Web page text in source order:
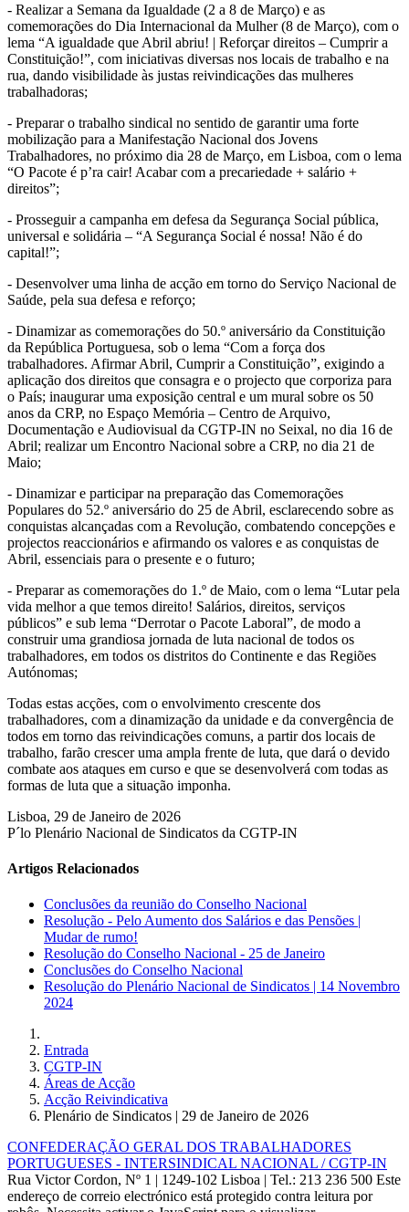
- Realizar a Semana da Igualdade (2 a 8 de Março) e as
comemorações do Dia Internacional da Mulher (8 de Março), com o
lema “A igualdade que Abril abriu! | Reforçar direitos – Cumprir a
Constituição!”, com iniciativas diversas nos locais de trabalho e na
rua, dando visibilidade às justas reivindicações das mulheres
trabalhadoras;
- Preparar o trabalho sindical no sentido de garantir uma forte
mobilização para a Manifestação Nacional dos Jovens
Trabalhadores, no próximo dia 28 de Março, em Lisboa, com o lema
“O Pacote é p’ra cair! Acabar com a precariedade + salário +
direitos”;
- Prosseguir a campanha em defesa da Segurança Social pública,
universal e solidária – “A Segurança Social é nossa! Não é do
capital!”;
- Desenvolver uma linha de acção em torno do Serviço Nacional de
Saúde, pela sua defesa e reforço;
- Dinamizar as comemorações do 50.º aniversário da Constituição
da República Portuguesa, sob o lema “Com a força dos
trabalhadores. Afirmar Abril, Cumprir a Constituição”, exigindo a
aplicação dos direitos que consagra e o projecto que corporiza para
o País; inaugurar uma exposição central e um mural sobre os 50
anos da CRP, no Espaço Memória – Centro de Arquivo,
Documentação e Audiovisual da CGTP-IN no Seixal, no dia 16 de
Abril; realizar um Encontro Nacional sobre a CRP, no dia 21 de
Maio;
- Dinamizar e participar na preparação das Comemorações
Populares do 52.º aniversário do 25 de Abril, esclarecendo sobre as
conquistas alcançadas com a Revolução, combatendo concepções e
projectos reaccionários e afirmando os valores e as conquistas de
Abril, essenciais para o presente e o futuro;
- Preparar as comemorações do 1.º de Maio, com o lema “Lutar pela
vida melhor a que temos direito! Salários, direitos, serviços
públicos” e sub lema “Derrotar o Pacote Laboral”, de modo a
construir uma grandiosa jornada de luta nacional de todos os
trabalhadores, em todos os distritos do Continente e das Regiões
Autónomas;
Todas estas acções, com o envolvimento crescente dos
trabalhadores, com a dinamização da unidade e da convergência de
todos em torno das reivindicações comuns, a partir dos locais de
trabalho, farão crescer uma ampla frente de luta, que dará o devido
combate aos ataques em curso e que se desenvolverá com todas as
formas de luta que a situação imponha.
Lisboa, 29 de Janeiro de 2026
P´lo Plenário Nacional de Sindicatos da CGTP-IN
Artigos Relacionados
Conclusões da reunião do Conselho Nacional
Resolução - Pelo Aumento dos Salários e das Pensões |
Mudar de rumo!
Resolução do Conselho Nacional - 25 de Janeiro
Conclusões do Conselho Nacional
Resolução do Plenário Nacional de Sindicatos | 14 Novembro
2024
Entrada
CGTP-IN
Áreas de Acção
Acção Reivindicativa
Plenário de Sindicatos | 29 de Janeiro de 2026
CONFEDERAÇÃO GERAL DOS TRABALHADORES
PORTUGUESES - INTERSINDICAL NACIONAL / CGTP-IN
Rua Victor Cordon, Nº 1 | 1249-102 Lisboa | Tel.: 213 236 500 Este
endereço de correio electrónico está protegido contra leitura por